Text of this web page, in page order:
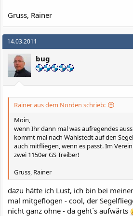
Gruss, Rainer
14.03.2011
bug
Rainer aus dem Norden schrieb:
Moin,
wenn Ihr dann mal was aufregendes
kommt mal nach Wahlstedt auf den
auch mitfliegen, wenn es passt. Im
zwei 1150er GS Treiber!
Gruss, Rainer
dazu hätte ich Lust, ich bin bei
mal mitgeflogen - cool, der
nicht ganz ohne - da geht´s aufwärts